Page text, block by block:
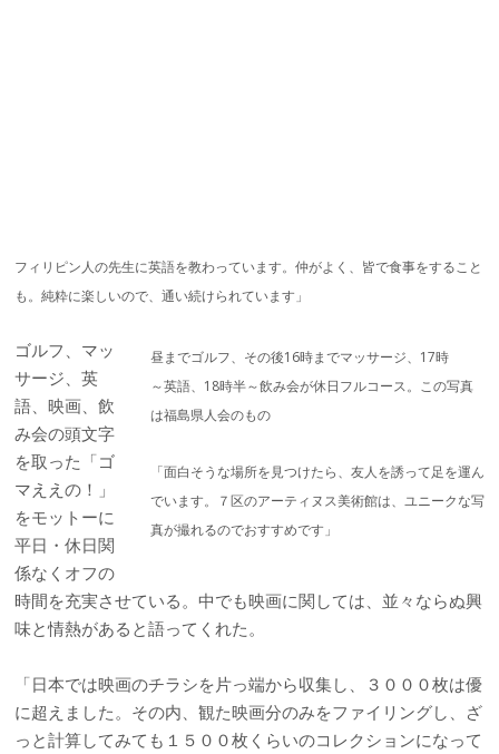
フィリピン人の先生に英語を教わっています。仲がよく、皆で食事をすること
も。純粋に楽しいので、通い続けられています」
昼までゴルフ、その後16時までマッサージ、17時
～英語、18時半～飲み会が休日フルコース。この写真
は福島県人会のもの
「面白そうな場所を見つけたら、友人を誘って足を運ん
でいます。７区のアーティヌス美術館は、ユニークな写
真が撮れるのでおすすめです」
ゴルフ、マッ
サージ、英
語、映画、飲
み会の頭文字
を取った「ゴ
マええの！」
をモットーに
平日・休日関
係なくオフの
時間を充実させている。中でも映画に関しては、並々ならぬ興
味と情熱があると語ってくれた。
「日本では映画のチラシを片っ端から収集し、３０００枚は優
に超えました。その内、観た映画分のみをファイリングし、ざ
っと計算してみても１５００枚くらいのコレクションになって